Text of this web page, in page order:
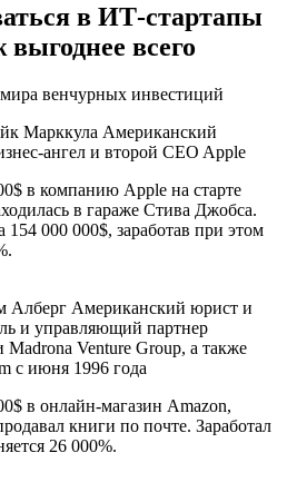
в ИТ-стартапы
выгоднее всего
венчурных инвестиций
Марккула Американский
ангел и второй CEO Apple
в компанию Apple на старте
в гараже Стива Джобса.
000 000$, заработав при этом
Алберг Американский юрист и
и управляющий партнер
Venture Group, а также
с июня 1996 года
в онлайн-магазин Amazon,
книги по почте. Заработал
26 000%.